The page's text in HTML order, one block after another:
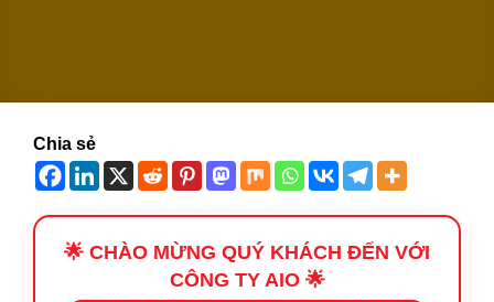
Chia sẻ
🌟 CHÀO MỪNG QUÝ KHÁCH ĐẾN VỚI
CÔNG TY AIO 🌟